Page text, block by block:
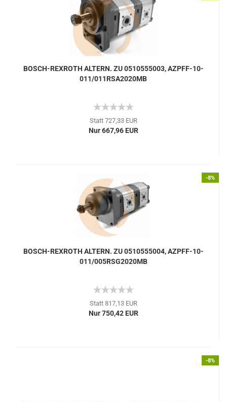
BOSCH-REXROTH ALTERN. ZU 0510555003, AZPFF-10-
011/011RSA2020MB
Statt 727,33 EUR
Nur 667,96 EUR
-8%
BOSCH-REXROTH ALTERN. ZU 0510555004, AZPFF-10-
011/005RSG2020MB
Statt 817,13 EUR
Nur 750,42 EUR
-8%